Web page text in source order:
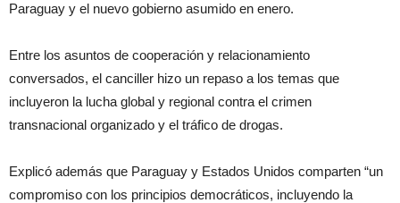
Paraguay y el nuevo gobierno asumido en enero.
Entre los asuntos de cooperación y relacionamiento
conversados, el canciller hizo un repaso a los temas que
incluyeron la lucha global y regional contra el crimen
transnacional organizado y el tráfico de drogas.
Explicó además que Paraguay y Estados Unidos comparten “un
compromiso con los principios democráticos, incluyendo la